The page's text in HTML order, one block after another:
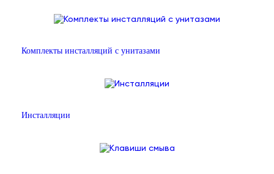
Комплекты инсталляций с унитазами
Инсталляции